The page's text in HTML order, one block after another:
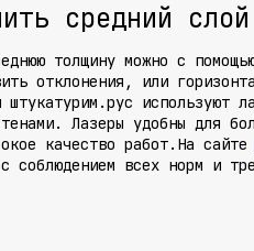
средний
толщину можно с
отклонения, или
штукатурим.рус используют
Лазеры удобны для
качество работ.На сайте
соблюдением всех норм и